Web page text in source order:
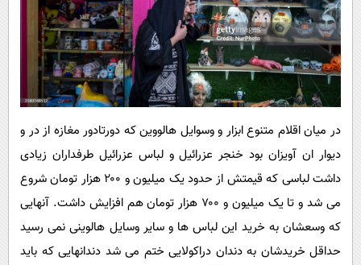
در میان اقلام متنوع ابزار و وسوایل هالووین که دورتادور مغازه از در و
دیوار ان آویزان بود خنجر عزرائیل و لباس عزرائیل طرفداران زیادی
داشت لباسی که قیمتش از حدود یک میلیون و ۲۰۰ هزار تومان شروع
می شد و تا یک میلیون و ۷۰۰ هزار تومان هم افزایش داشت. آنهایی
که وسعشان به خرید این لباس ها و سایر وسایل هالوینی نمی رسید
حداقل خریدشان به دندان دراکولایی ختم می شد دندانهایی که باید